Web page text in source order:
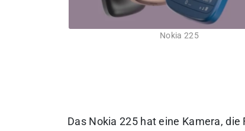
Nokia 225
Das Nokia 225 hat eine Kamera,